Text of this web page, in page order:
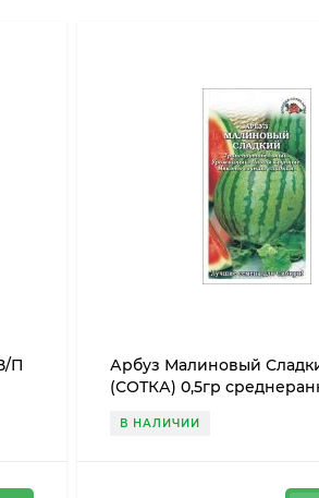
П
Арбуз Малиновый
(СОТКА) 0,5гр
В НАЛИЧИИ